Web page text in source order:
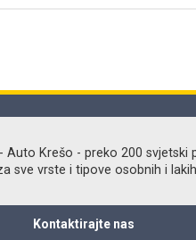
- Auto Krešo - preko 200 svjetski
sve vrste i tipove osobnih i
Kontaktirajte nas